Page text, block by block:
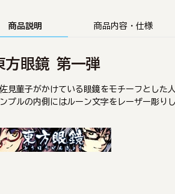
商品説明 商品内容・仕様
方眼鏡 第一弾
見菫子がかけている眼鏡をモチーフとした
プルの内側にはルーン文字をレーザー彫り